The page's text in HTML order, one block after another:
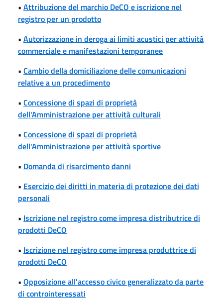
• Attribuzione del marchio DeCO e iscrizione nel
registro per un prodotto
• Autorizzazione in deroga ai limiti acustici per attività
commerciale e manifestazioni temporanee
• Cambio della domiciliazione delle comunicazioni
relative a un procedimento
• Concessione di spazi di proprietà
dell'Amministrazione per attività culturali
• Concessione di spazi di proprietà
dell'Amministrazione per attività sportive
• Domanda di risarcimento danni
• Esercizio dei diritti in materia di protezione dei dati
personali
• Iscrizione nel registro come impresa distributrice di
prodotti DeCO
• Iscrizione nel registro come impresa produttrice di
prodotti DeCO
• Opposizione all'accesso civico generalizzato da parte
di controinteressati